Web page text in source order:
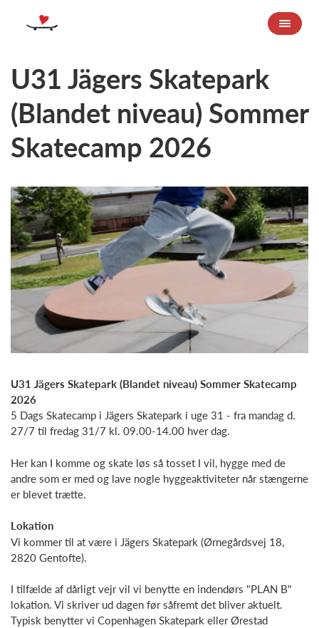
U31 Jägers Skatepark
(Blandet niveau) Sommer
Skatecamp 2026
U31 Jägers Skatepark (Blandet niveau) Sommer Skatecamp
2026
5 Dags Skatecamp i Jägers Skatepark i uge 31 - fra mandag d.
27/7 til fredag 31/7 kl. 09.00-14.00 hver dag.
Her kan I komme og skate løs så tosset I vil, hygge med de
andre som er med og lave nogle hyggeaktiviteter når stængerne
er blevet trætte.
Lokation
Vi kommer til at være i Jägers Skatepark (Ørnegårdsvej 18,
2820 Gentofte).
I tilfælde af dårligt vejr vil vi benytte en indendørs "PLAN B"
lokation. Vi skriver ud dagen før såfremt det bliver aktuelt.
Typisk benytter vi Copenhagen Skatepark eller Ørestad